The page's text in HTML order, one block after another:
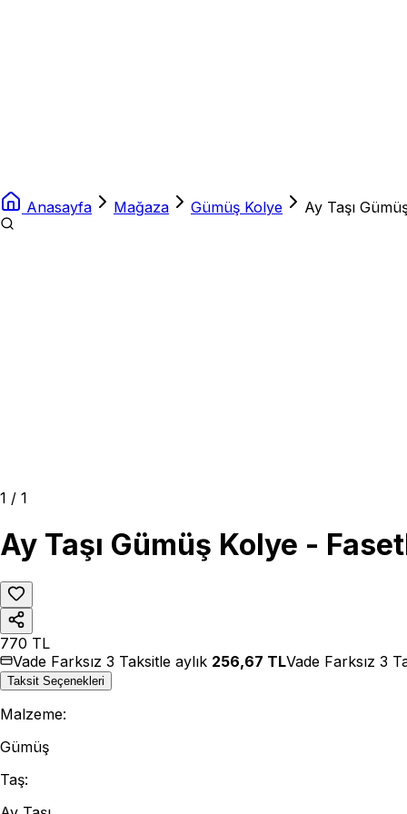
Anasayfa Mağaza Gümüş Kolye Ay Taşı
1 / 1
Ay Taşı Gümüş Kolye -
770 TL
Vade Farksız 3 Taksitle aylık 256,67 TLVade Farksız 3
Taksit Seçenekleri
Malzeme:
Gümüş
Taş: